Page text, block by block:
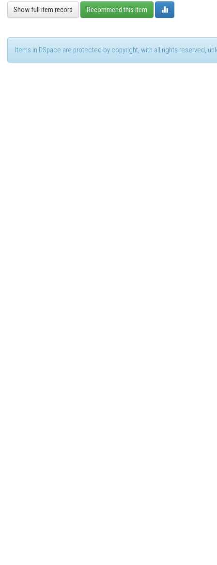
Show full item record Recommend this item
Items in DSpace are protected by copyright, with all rights reserved,